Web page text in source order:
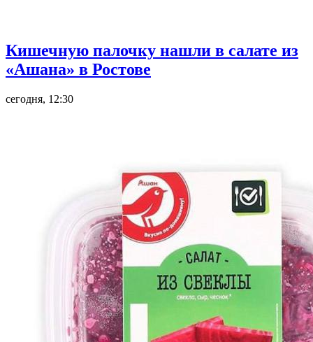
Кишечную палочку нашли в салате из
«Ашана» в Ростове
сегодня, 12:30